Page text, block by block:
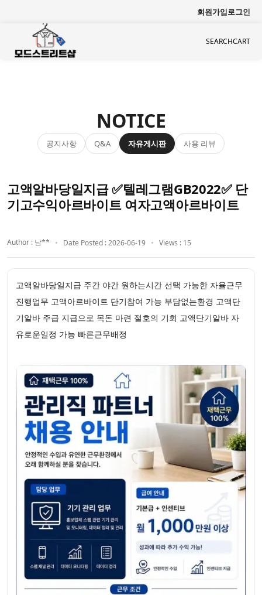
회원가입로그인
SEARCHCART
NOTICE
공지사항 Q&A 자유게시판 사용 리뷰
고액알바당일지급 ✅텔레그램GB2022✅ 단
기고수익아르바이트 여자고액아르바이트
Author : 남** Date Posted : 2026-06-19 Views : 15
고액알바당일지급 주간 야간 원하는시간 선택 가능한 자율근무
진행업무 고액아르바이트 단기참여 가능 부담없는환경 고액단
기알바 주급 지급으로 목돈 마련 절호의 기회 고액단기알바 자
유로운일정 가능 빠른근무배정